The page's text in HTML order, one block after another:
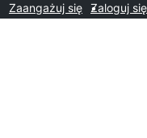
Zaangażuj się Zaloguj się